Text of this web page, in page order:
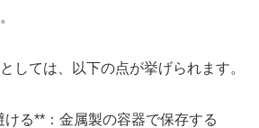
しては、以下の点が挙げられます。
る**：金属製の容器で保存する